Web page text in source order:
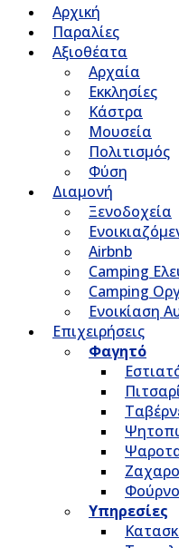
Αρχική
Παραλίες
Αξιοθέατα
Αρχαία
Εκκλησίες
Κάστρα
Μουσεία
Πολιτισμός
Φύση
Διαμονή
Ξενοδοχεία
Airbnb
Camping
Camping
Ενοικίαση
Επιχειρήσεις
Φαγητό
Υπηρεσίες